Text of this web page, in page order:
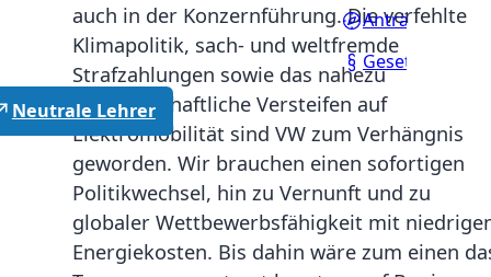
Anträge
Neutrale Lehrer
auch in der Konzernführung. Die verfehlte
Klimapolitik, sach- und weltfremde
Strafzahlungen sowie das nahezu
planwirtschaftliche Versteifen auf
Elektromobilität sind VW zum Verhängnis
geworden. Wir brauchen einen sofortigen
Politikwechsel, hin zu Vernunft und zu
globaler Wettbewerbsfähigkeit mit
Energiekosten. Bis dahin wäre zum einen